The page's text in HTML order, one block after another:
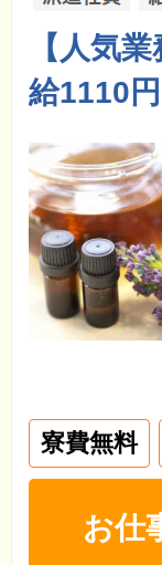
【人気
給1110
寮費無料
お仕